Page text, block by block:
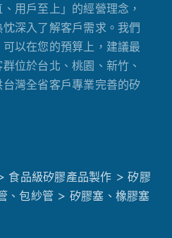
用戶至上」的經營理念，
深入了解客戶需求。我們
以在您的預算上，建議最
位於台北、桃園、新竹、
灣全省客戶專業完善的矽
食品級矽膠產品製作 > 矽膠
、包紗管 > 矽膠塞、橡膠塞